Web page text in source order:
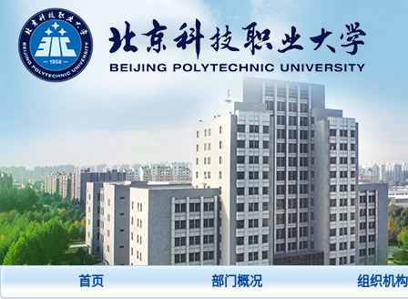
首页 部门概况 组织机构